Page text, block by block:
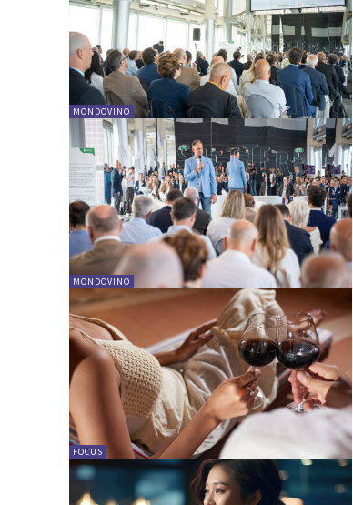
MONDOVINO
MONDOVINO
FOCUS